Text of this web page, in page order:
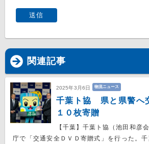
関連記事
2025年3月6日 物流ニュース
千葉ト協 県と県警へ
１０枚寄贈
【千葉】千葉ト協（池田和彦
庁で「交通安全ＤＶＤ寄贈式」を行った。